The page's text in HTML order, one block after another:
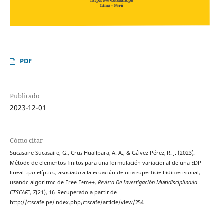
PDF
Publicado
2023-12-01
Cómo citar
Sucasaire Sucasaire, G., Cruz Huallpara, A. A., & Gálvez Pérez, R. J. (2023).
Método de elementos finitos para una formulación variacional de una EDP
lineal tipo elíptico, asociado a la ecuación de una superficie bidimensional,
usando algoritmo de Free Fem++. Revista De Investigación Multidisciplinaria
CTSCAFE, 7(21), 16. Recuperado a partir de
http://ctscafe.pe/index.php/ctscafe/article/view/254